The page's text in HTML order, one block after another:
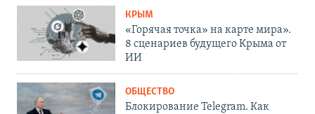
КРЫМ
«Горячая точка» на карте мира».
8 сценариев будущего Крыма от
ИИ
ОБЩЕСТВО
Блокирование Telegram. Как